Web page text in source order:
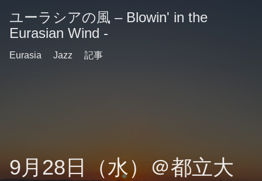
ユーラシアの風 – Blowin' in the
Eurasian Wind -
Eurasia Jazz 記事
9月28日（水）＠都立大